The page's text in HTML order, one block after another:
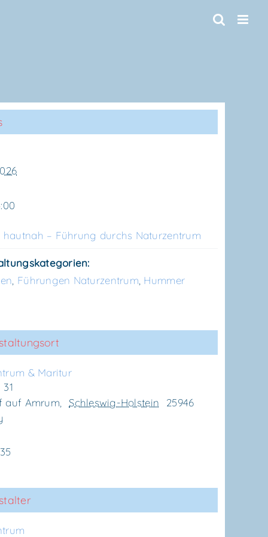
haut­nah – Füh­rung durchs Naturzentrum
Führungen Naturzentrum Hummer
& Maritur
auf Amrum
Schleswig-Holstein
25946